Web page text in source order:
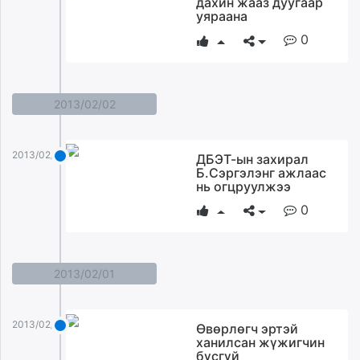
24tsag.mn
shuud.mn
ergelt.mn
urlag.mn
shudarga.mn
уяраана
0
2013/02/02
2013/02/02
ДБЭТ-ын захирал
Б.Сэргэлэнг ажлаас
нь огцруулжээ
0
2013/02/01
2013/02/01
Өвөрлөгч эртэй
ханилсан жүжигчин
бүсгүй